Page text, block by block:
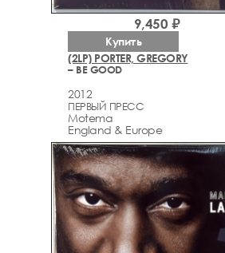
(2LP) PORTER, GREGORY
– BE GOOD
2012
ПЕРВЫЙ ПРЕСС
Motema
England & Europe
9,450 ₽
Купить